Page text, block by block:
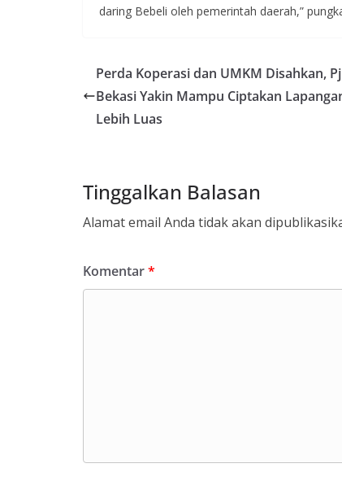
daring Bebeli oleh pemerintah daerah,”
Perda Koperasi dan UMKM Disahkan,
Bekasi Yakin Mampu Ciptakan
Lebih Luas
Tinggalkan Balasan
Alamat email Anda tidak akan
Komentar*